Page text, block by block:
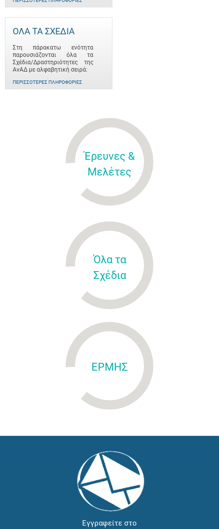
ΟΛΑ ΤΑ ΣΧΕΔΙΑ
Στη πάρακατω ενότητα
παρουσιάζονται όλα τα
Σχέδια/Δραστηριότητες της
ΑνΑΔ με αλφαβητική σειρά:
ΠΕΡΙΣΣΌΤΕΡΕΣ ΠΛΗΡΟΦΟΡΊΕΣ
Έρευνες &
Μελέτες
Όλα τα
Σχέδια
ΕΡΜΗΣ
Εγγραφείτε στο